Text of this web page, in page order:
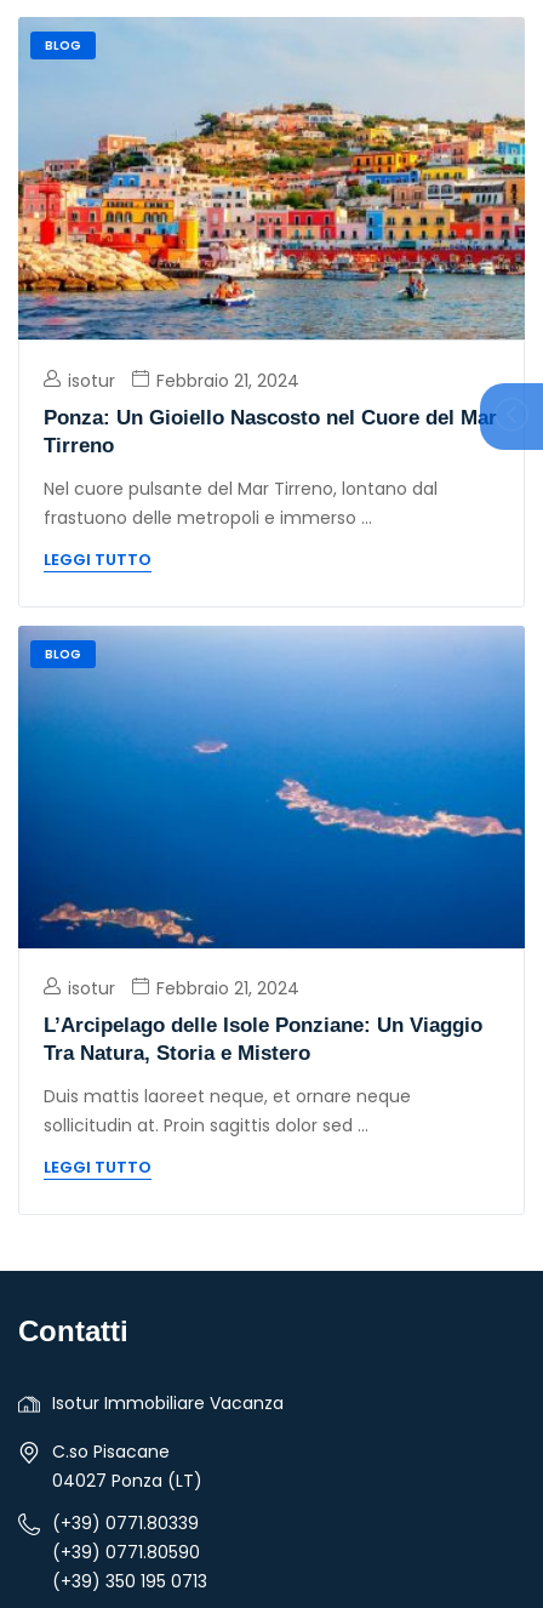
BLOG
isotur Febbraio 21, 2024
Ponza: Un Gioiello Nascosto nel Cuore del Mar
Tirreno
Nel cuore pulsante del Mar Tirreno, lontano dal
frastuono delle metropoli e immerso ...
LEGGI TUTTO
BLOG
isotur Febbraio 21, 2024
L’Arcipelago delle Isole Ponziane: Un Viaggio
Tra Natura, Storia e Mistero
Duis mattis laoreet neque, et ornare neque
sollicitudin at. Proin sagittis dolor sed ...
LEGGI TUTTO
Contatti
Isotur Immobiliare Vacanza
C.so Pisacane
04027 Ponza (LT)
(+39) 0771.80339
(+39) 0771.80590
(+39) 350 195 0713